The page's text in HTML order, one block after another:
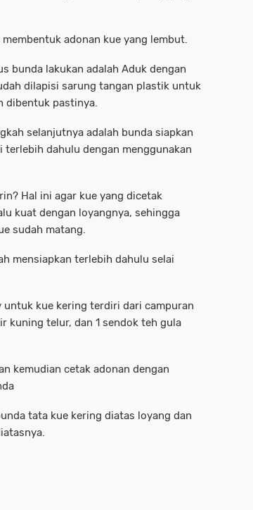
adonan kue yang lembut.
bunda lakukan adalah Aduk dengan
dilapisi sarung tangan plastik untuk
dibentuk pastinya.
selanjutnya adalah bunda siapkan
terlebih dahulu dengan menggunakan
Hal ini agar kue yang dicetak
kuat dengan loyangnya, sehingga
sudah matang.
mensiapkan terlebih dahulu selai
untuk kue kering terdiri dari campuran
kuning telur, dan 1 sendok teh gula
kemudian cetak adonan dengan
tata kue kering diatas loyang dan